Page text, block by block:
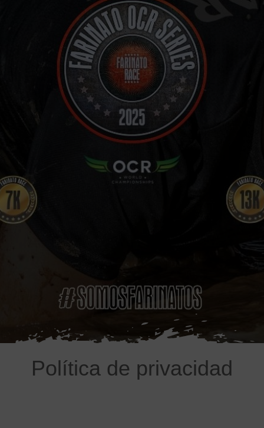
CARRERAS FINALIZADAS
CONTACTO
Política de privacidad